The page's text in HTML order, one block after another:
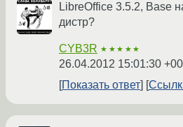
LibreOffice 3.5.2, Base
дистр?
CYB3R ★★★★★
26.04.2012 15:01:30
Показать ответ